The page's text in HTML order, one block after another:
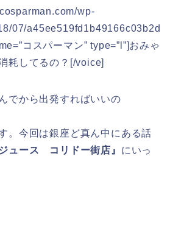
wp-
07/a45ee519fd1b49166c03b2d
コスパーマン” type=”l”]おみゃ
耗してるの？[/voice]
でから出発すればいいの
。今回は銀座ど真ん中にある話
ジュース コリドー街店』 にいっ